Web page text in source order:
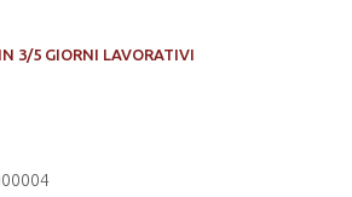
3/5 GIORNI LAVORATIVI